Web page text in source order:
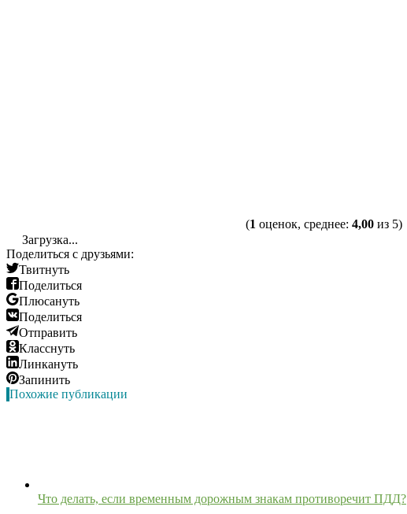
(1 оценок, среднее: 4,00 из 5)
Загрузка...
Поделиться с друзьями:
Твитнуть
Поделиться
Плюсануть
Поделиться
Отправить
Класснуть
Линкануть
Запинить
Похожие публикации
Что делать, если временным дорожным знакам противоречит ПДД?